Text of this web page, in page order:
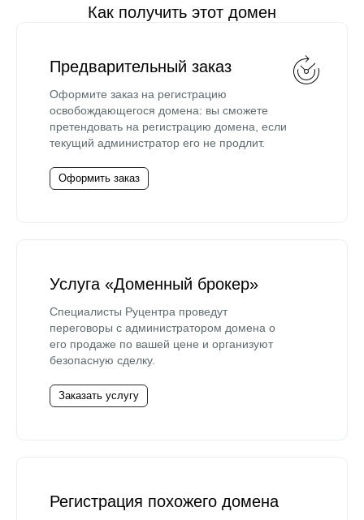
Как получить этот домен
Предварительный заказ
Оформите заказ на регистрацию
освобождающегося домена: вы сможете
претендовать на регистрацию домена, если
текущий администратор его не продлит.
Оформить заказ
Услуга «Доменный брокер»
Специалисты Руцентра проведут
переговоры с администратором домена о
его продаже по вашей цене и организуют
безопасную сделку.
Заказать услугу
Регистрация похожего домена